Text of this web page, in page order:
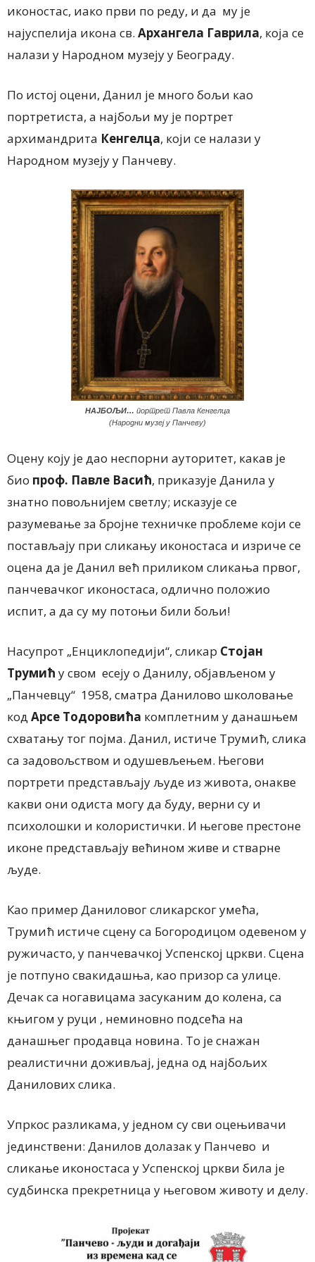
иконостас, иако први по реду, и да му је
најуспелија икона св. Архангела Гаврила, која се
налази у Народном музеју у Београду.
По истој оцени, Данил је много бољи као
портретиста, а најбољи му је портрет
архимандрита Кенгелца, који се налази у
Народном музеју у Панчеву.
НАЈБОЉИ… портрет Павла Кенгелца
(Народни музеј у Панчеву)
Оцену коју је дао неспорни ауторитет, какав је
био проф. Павле Васић, приказује Данила у
знатно повољнијем светлу; исказује се
разумевање за бројне техничке проблеме који се
постављају при сликању иконостаса и изриче се
оцена да је Данил већ приликом сликања првог,
панчевачког иконостаса, одлично положио
испит, а да су му потоњи били бољи!
Насупрот „Енциклопедији“, сликар Стојан
Трумић у свом есеју о Данилу, објављеном у
„Панчевцу“ 1958, сматра Данилово школовање
код Арсе Тодоровића комплетним у данашњем
схватању тог појма. Данил, истиче Трумић, слика
са задовољством и одушевљењем. Његови
портрети представљају људе из живота, онакве
какви они одиста могу да буду, верни су и
психолошки и колористички. И његове престоне
иконе представљају већином живе и стварне
људе.
Као пример Даниловог сликарског умећа,
Трумић истиче сцену са Богородицом одевеном у
ружичасто, у панчевачкој Успенској цркви. Сцена
је потпуно свакидашња, као призор са улице.
Дечак са ногавицама засуканим до колена, са
књигом у руци , неминовно подсећа на
данашњег продавца новина. То је снажан
реалистични доживљај, једна од најбољих
Данилових слика.
Упркос разликама, у једном су сви оцењивачи
јединствени: Данилов долазак у Панчево и
сликање иконостаса у Успенској цркви била је
судбинска прекретница у његовом животу и делу.